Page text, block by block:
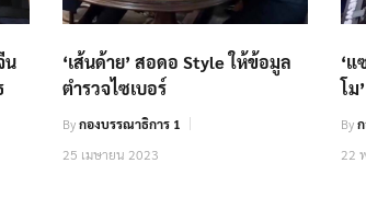
น
‘เส้นด้าย’ สอดอ Style ให้ข้อมูล
ตำรวจไซเบอร์
Byกองบรรณาธิการ 1
25 เมษายน 2023
‘แ
โม
By
22